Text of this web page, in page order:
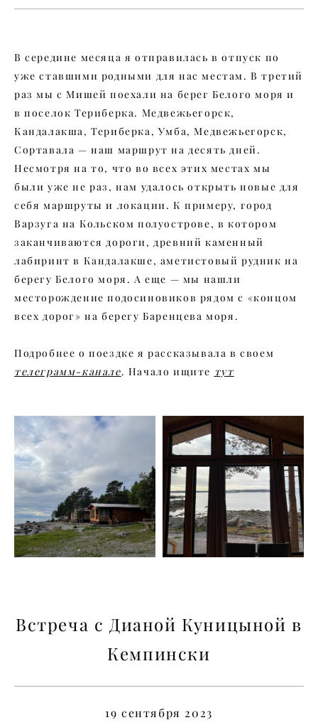
В середине месяца я отправилась в отпуск по
уже ставшими родными для нас местам. В третий
раз мы с Мишей поехали на берег Белого моря и
в поселок Териберка. Медвежьегорск,
Кандалакша, Териберка, Умба, Медвежьегорск,
Сортавала — наш маршрут на десять дней.
Несмотря на то, что во всех этих местах мы
были уже не раз, нам удалось открыть новые для
себя маршруты и локации. К примеру, город
Варзуга на Кольском полуострове, в котором
заканчиваются дороги, древний каменный
лабиринт в Кандалакше, аметистовый рудник на
берегу Белого моря. А еще — мы нашли
месторождение подосиновиков рядом с «концом
всех дорог» на берегу Баренцева моря.
Подробнее о поездке я рассказывала в своем
телеграмм-канале. Начало ищите тут
Встреча с Дианой Куницыной в
Кемпински
19 сентября 2023